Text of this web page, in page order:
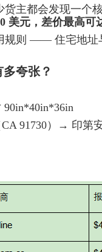
主都会发现一个核
美元，差价最高可
规则 —— 住宅地址
夸张？
90in*40in*36in
CA 91730）→ 印